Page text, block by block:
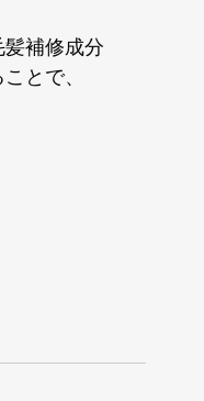
補修成分
とで、